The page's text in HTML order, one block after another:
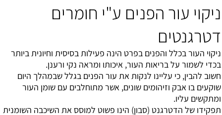
ניקוי עור הפנים ע"י חומרים
דטרגנטים
ניקוי העור בכלל והפנים בפרט הינה פעילות בסיסית וחיונית ביותר
בכדי לשמור על בריאות העור, איכותו ומראה נקי ורענן.
חשוב להבין, כי עליינו לנקות את עור הפנים בגלל שבמהלך היום
שוקעים בו אבק וזיהומים שונים, אשר מתוחלבים עם שומן העור
ומתקשים עליו.
תפקידו של הדטרגנט (סבון) הינו פשוט למוסס את השיכבה השומנית